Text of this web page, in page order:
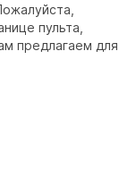
пульта,
предлагаем для